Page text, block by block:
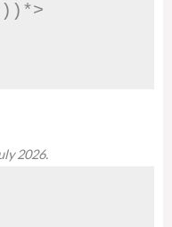
2026.